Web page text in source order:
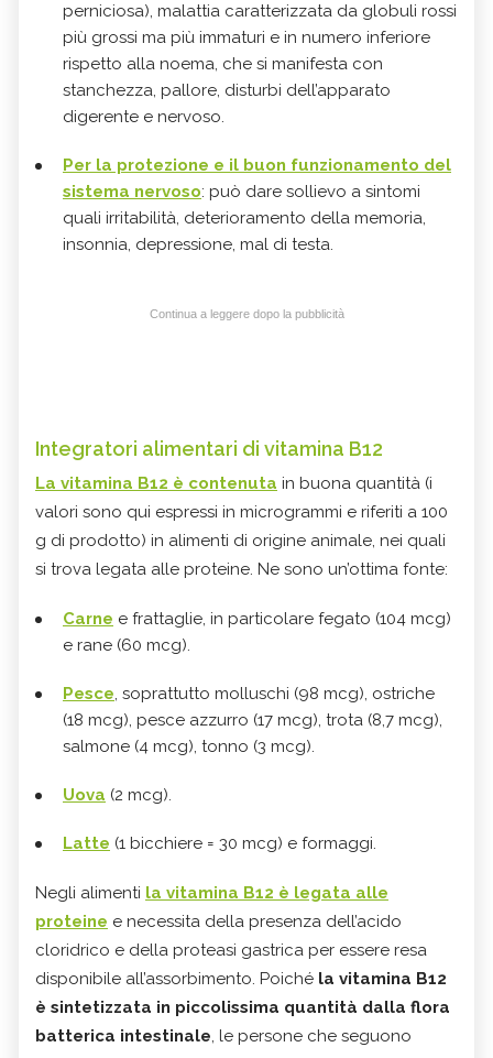
perniciosa), malattia caratterizzata da globuli rossi
più grossi ma più immaturi e in numero inferiore
rispetto alla noema, che si manifesta con
stanchezza, pallore, disturbi dell’apparato
digerente e nervoso.
Per la protezione e il buon funzionamento del
sistema nervoso: può dare sollievo a sintomi
quali irritabilità, deterioramento della memoria,
insonnia, depressione, mal di testa.
Continua a leggere dopo la pubblicità
Integratori alimentari di vitamina B12
La vitamina B12 è contenuta in buona quantità (i
valori sono qui espressi in microgrammi e riferiti a 100
g di prodotto) in alimenti di origine animale, nei quali
si trova legata alle proteine. Ne sono un’ottima fonte:
Carne e frattaglie, in particolare fegato (104 mcg)
e rane (60 mcg).
Pesce, soprattutto molluschi (98 mcg), ostriche
(18 mcg), pesce azzurro (17 mcg), trota (8,7 mcg),
salmone (4 mcg), tonno (3 mcg).
Uova (2 mcg).
Latte (1 bicchiere = 30 mcg) e formaggi.
Negli alimenti la vitamina B12 è legata alle
proteine e necessita della presenza dell’acido
cloridrico e della proteasi gastrica per essere resa
disponibile all’assorbimento. Poiché la vitamina B12
è sintetizzata in piccolissima quantità dalla flora
batterica intestinale, le persone che seguono